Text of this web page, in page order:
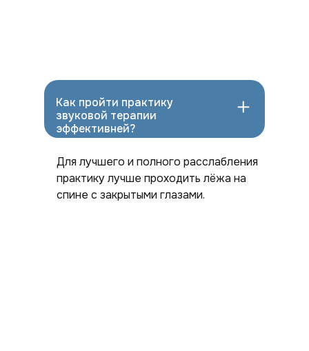
Как пройти практику
звуковой терапии
эффективней?
Для лучшего и полного расслабления
практику лучше проходить лёжа на
спине с закрытыми глазами.